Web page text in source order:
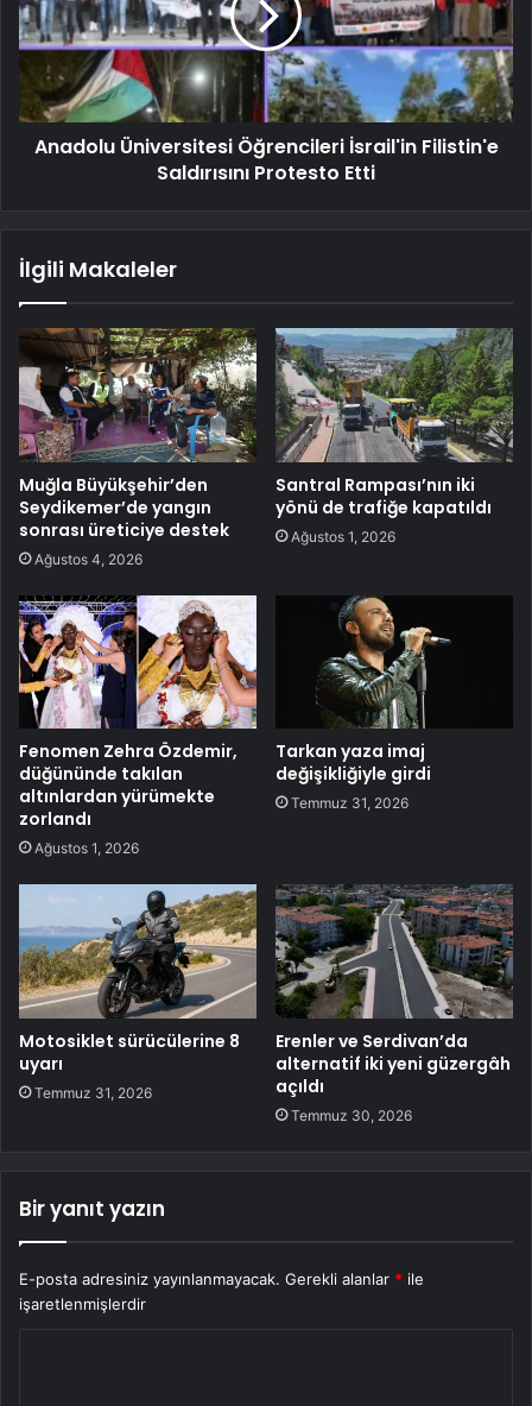
Anadolu Üniversitesi Öğrencileri İsrail'in Filistin'e
Saldırısını Protesto Etti
İlgili Makaleler
Muğla Büyükşehir’den
Seydikemer’de yangın
sonrası üreticiye destek
Ağustos 4, 2026
Santral Rampası’nın iki
yönü de trafiğe kapatıldı
Ağustos 1, 2026
Fenomen Zehra Özdemir,
düğününde takılan
altınlardan yürümekte
zorlandı
Ağustos 1, 2026
Tarkan yaza imaj
değişikliğiyle girdi
Temmuz 31, 2026
Motosiklet sürücülerine 8
uyarı
Temmuz 31, 2026
Erenler ve Serdivan’da
alternatif iki yeni güzergâh
açıldı
Temmuz 30, 2026
Bir yanıt yazın
E-posta adresiniz yayınlanmayacak. Gerekli alanlar * ile
işaretlenmişlerdir